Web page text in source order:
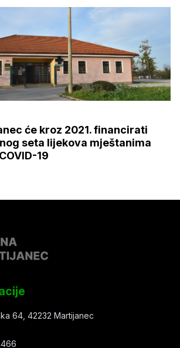
će kroz 2021. financirati
seta lijekova mještanima
19
64, 42232 Martijanec